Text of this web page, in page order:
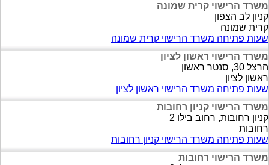
משרד הרישוי קרית שמונה
קניון לב הצפון
קרית שמונה
שעות פתיחה משרד הרישוי קרית שמונה
משרד הרישוי ראשון לציון
הרצל 30, סנטר ראשון
ראשון לציון
שעות פתיחה משרד הרישוי ראשון לציון
משרד הרישוי קניון רחובות
קניון רחובות, רחוב בילו 2
רחובות
שעות פתיחה משרד הרישוי קניון רחובות
משרד הרישוי רחובות